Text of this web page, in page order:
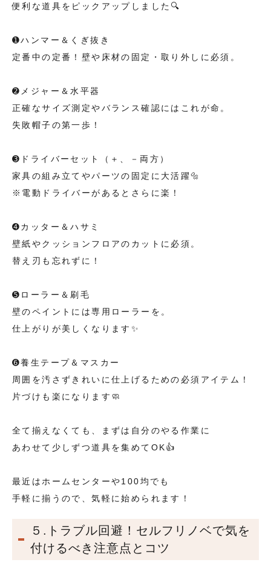
便利な道具をピックアップしました🔍
➊ハンマー＆くぎ抜き
定番中の定番！壁や床材の固定・取り外しに必須。
➋メジャー＆水平器
正確なサイズ測定やバランス確認にはこれが命。
失敗帽子の第一歩！
➌ドライバーセット（＋、－両方）
家具の組み立てやパーツの固定に大活躍🔩
※電動ドライバーがあるとさらに楽！
➍カッター＆ハサミ
壁紙やクッションフロアのカットに必須。
替え刃も忘れずに！
➎ローラー＆刷毛
壁のペイントには専用ローラーを。
仕上がりが美しくなります✨
➏養生テープ＆マスカー
周囲を汚さずきれいに仕上げるための必須アイテム！
片づけも楽になります🧼
全て揃えなくても、まずは自分のやる作業に
あわせて少しずつ道具を集めてOK👍
最近はホームセンターや100均でも
手軽に揃うので、気軽に始められます！
５.トラブル回避！セルフリノベで気を
付けるべき注意点とコツ